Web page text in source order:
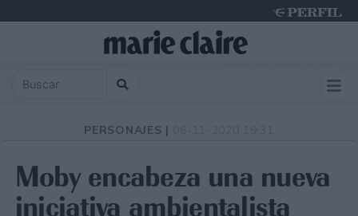
PERSONAJES |
Moby encabeza una nueva
iniciativa ambientalista